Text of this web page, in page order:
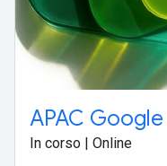
APAC
In corso | Online